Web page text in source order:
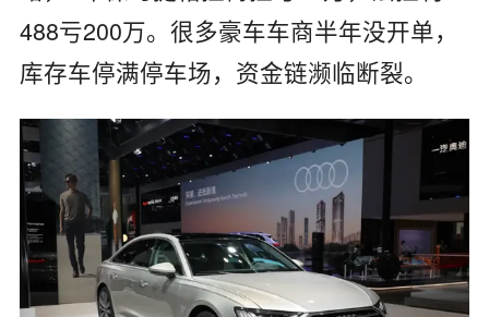
488亏200万。很多豪车车商半年没开单，
库存车停满停车场，资金链濒临断裂。